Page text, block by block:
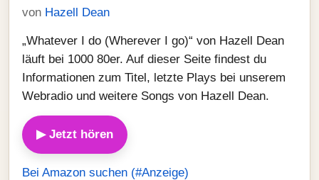
von Hazell Dean
„Whatever I do (Wherever I go)“ von Hazell Dean
läuft bei 1000 80er. Auf dieser Seite findest du
Informationen zum Titel, letzte Plays bei unserem
Webradio und weitere Songs von Hazell Dean.
▶ Jetzt hören
Bei Amazon suchen (#Anzeige)